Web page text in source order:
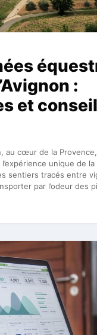
:
et
au cœur de la
unique de
sentiers tracés entre
par l’odeur des